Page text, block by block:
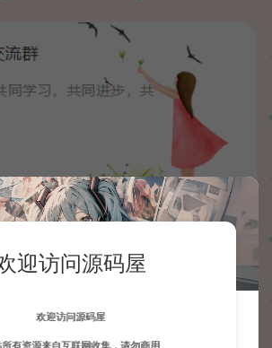
迎访问源码屋
欢迎访问源码屋
有资源来自互联网收集，请勿商用